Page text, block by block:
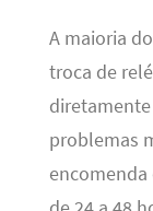
A maioria
troca de
problemas
encomenda